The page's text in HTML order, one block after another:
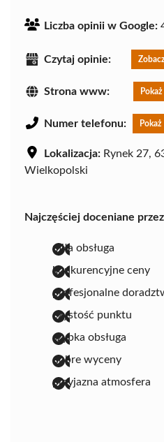
Liczba opinii w Google:
Czytaj opinie:
Strona www:
Numer telefonu:
Lokalizacja: Rynek 27,
Wielkopolski
Najczęściej doceniane
miła obsługa
konkurencyjne ceny
profesjonalne
czystość punktu
szybka obsługa
dobre wyceny
przyjazna atmosfera